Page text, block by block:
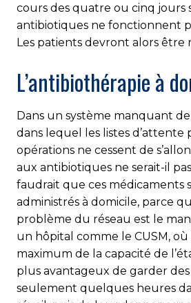
cours des quatre ou cinq jours
antibiotiques ne fonctionnent
Les patients devront alors être
L’antibiothérapie à
Dans un système manquant
dans lequel les listes d’attente
opérations ne cessent de
aux antibiotiques ne serait-il
faudrait que ces médicaments
administrés à domicile, parce
problème du réseau est le
un hôpital comme le CUSM, où
maximum de la capacité de
plus avantageux de garder
seulement quelques heures